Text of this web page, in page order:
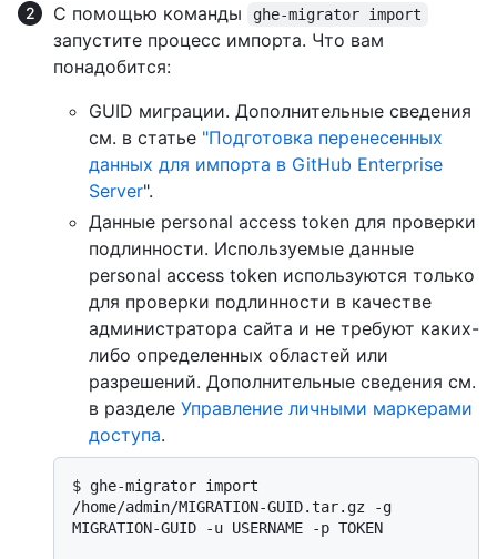
С помощью команды ghe-migrator import
запустите процесс импорта. Что вам
понадобится:
GUID миграции. Дополнительные сведения
см. в статье "Подготовка перенесенных
данных для импорта в GitHub Enterprise
Server".
Данные personal access token для проверки
подлинности. Используемые данные
personal access token используются только
для проверки подлинности в качестве
администратора сайта и не требуют каких-
либо определенных областей или
разрешений. Дополнительные сведения см.
в разделе Управление личными маркерами
доступа.
$ ghe-migrator import
/home/admin/MIGRATION-GUID.tar.gz -g
MIGRATION-GUID -u USERNAME -p TOKEN